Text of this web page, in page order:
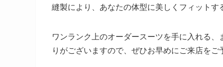
縫製により、あなたの体型に美しくフィット
ワンランク上のオーダースーツを手に入れる
りがございますので、ぜひお早めにご来店をご